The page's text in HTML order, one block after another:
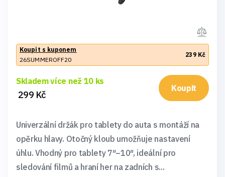
Koupit s kuponem
26SUMMEROFF20
239 Kč
Skladem více než 10 ks
299 Kč
Koupit
Univerzální držák pro tablety do auta s montáží na
opěrku hlavy. Otočný kloub umožňuje nastavení
úhlu. Vhodný pro tablety 7″–10″, ideální pro
sledování filmů a hraní her na zadních s...